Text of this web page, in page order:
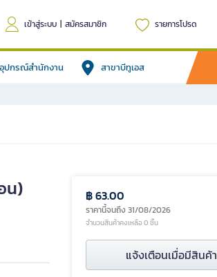
เข้าสู่ระบบ | สมัครสมาชิก รายการโปรด
อุปกรณ์สำนักงาน สาขาบีทูเอส
น) ฿ 63.00
ราคานี้จนถึง 31/08/2026
จำนวนสินค้าคงเหลือ 0 ชิ้น
แจ้งเตือนเมื่อมีสินค้า